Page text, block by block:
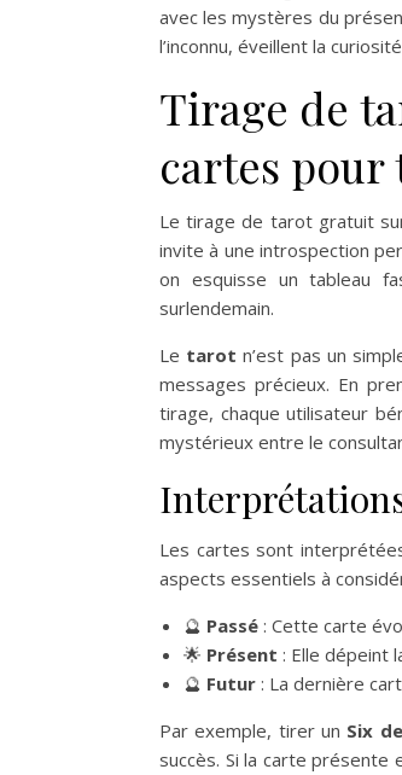
avec les mystères du
l’inconnu, éveillent la
Tirage de
cartes pour
Le tirage de tarot gratuit
invite à une introspection
on esquisse un tableau
surlendemain.
Le tarot n’est pas un
messages précieux. En
tirage, chaque utilisateur
mystérieux entre le
Les cartes sont
aspects essentiels à
🔮 Passé : Cette carte
🌟 Présent : Elle dépeint
🔮 Futur : La dernière
Par exemple, tirer un Six
succès. Si la carte présente